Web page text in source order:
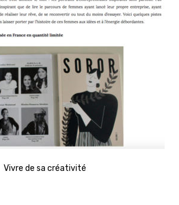
Vivre de sa créativité